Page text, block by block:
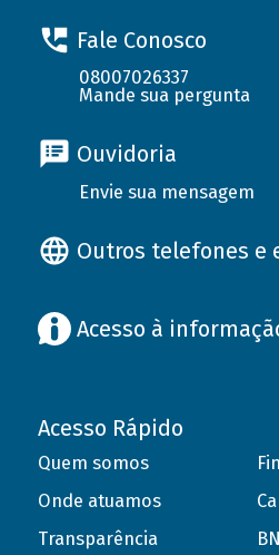
Fale Conosco
08007026337
Mande sua pergunta
Ouvidoria
Envie sua mensagem
Outros telefones e
Acesso à
Acesso Rápido
Quem somos
Onde atuamos
Transparência